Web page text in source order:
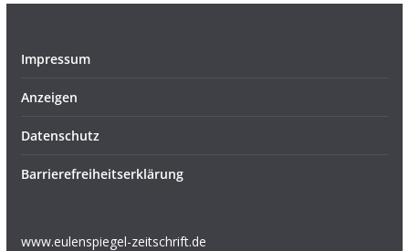
Impressum
Anzeigen
Datenschutz
Barrierefreiheitserklärung
www.eulenspiegel-zeitschrift.de